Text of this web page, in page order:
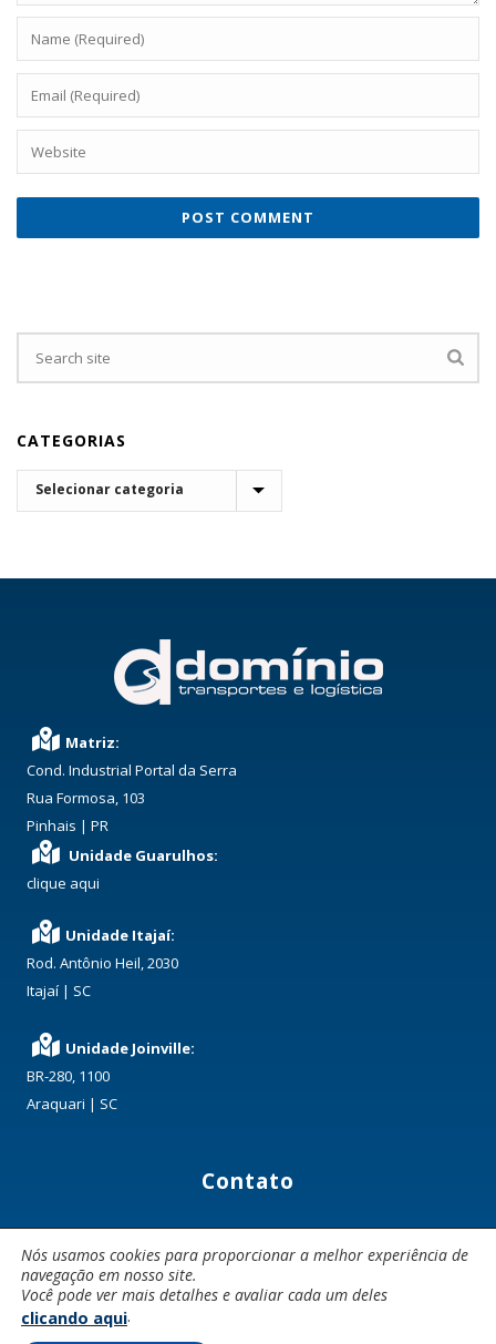
CATEGORIAS
CATEGORIAS
Matriz:
Cond. Industrial Portal da Serra
Rua Formosa, 103
Pinhais | PR
Unidade Guarulhos:
clique aqui
Unidade Itajaí:
Rod. Antônio Heil, 2030
Itajaí | SC
Unidade Joinville:
BR-280, 1100
Araquari | SC
Contato
comercial@dominiotransportes.com.br
Nós usamos cookies para proporcionar a melhor experiência de
navegação em nosso site.
Você pode ver mais detalhes e avaliar cada um deles
clicando aqui.